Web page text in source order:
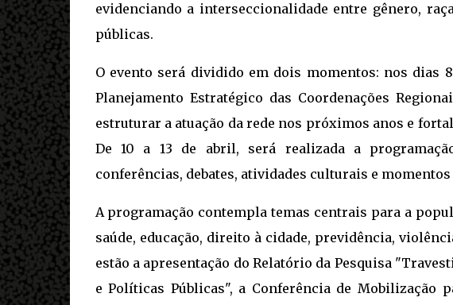
evidenciando a interseccionalidade entre gênero,
públicas.
O evento será dividido em dois momentos: nos dias
Planejamento Estratégico das Coordenações
estruturar a atuação da rede nos próximos anos e
De 10 a 13 de abril, será realizada a
conferências, debates, atividades culturais e
A programação contempla temas centrais para a
saúde, educação, direito à cidade, previdência,
estão a apresentação do Relatório da Pesquisa
e Políticas Públicas", a Conferência de Mobilização